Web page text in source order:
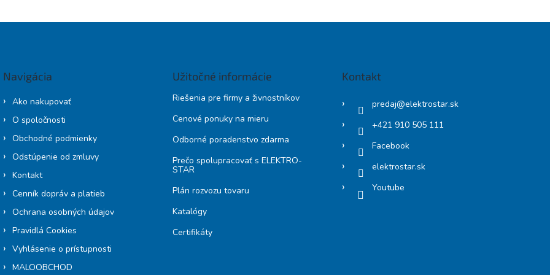
Navigácia
Ako nakupovať
O spoločnosti
Obchodné podmienky
Odstúpenie od zmluvy
Kontakt
Cenník dopráv a platieb
Ochrana osobných údajov
Pravidlá Cookies
Vyhlásenie o prístupnosti
MALOOBCHOD
Užitočné informácie
Riešenia pre firmy a živnostníkov
Cenové ponuky na mieru
Odborné poradenstvo zdarma
Prečo spolupracovať s ELEKTRO-
STAR
Plán rozvozu tovaru
Katalógy
Certifikáty
Kontakt
predaj@elektrostar.sk
+421 910 505 111
Facebook
elektrostar.sk
Youtube